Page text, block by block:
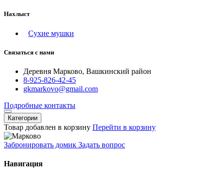
Нахлыст
Сухие мушки
Связаться с нами
Деревня Марково, Вашкинский район
8-925-826-42-45
gkmarkovo@gmail.com
Подробные контакты
Категории
Товар добавлен в корзину Перейти в корзину
Забронировать домик Задать вопрос
Навигация